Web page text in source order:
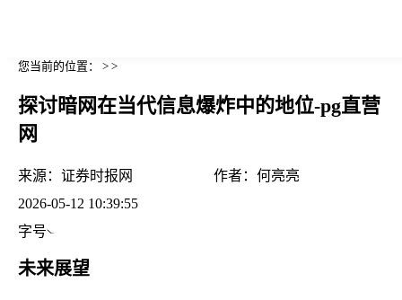
您当前的位置： > >
探讨暗网在当代信息爆炸中的地位-pg直营
网
来源： 证券时报网 作者： 何亮亮
2026-05-12 10:39:55
字号
未来展望